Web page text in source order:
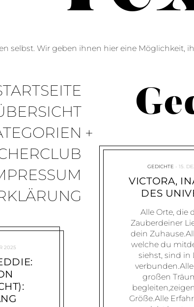
selbst. Wir geben ihnen hier eine Möglichkeit,
2025
GEDICHTE 15.
VICTORA,
DES
Alle Orte, die
Zauberdeiner
dein
welche du
siehst, sind in
großen
Größe.Alle